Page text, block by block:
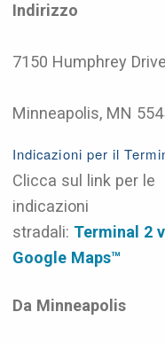
Indirizzo
7150 Humphrey Drive
Minneapolis, MN
Indicazioni per il
Clicca sul link per le
indicazioni
stradali: Terminal 2
Google Maps™
Da Minneapolis